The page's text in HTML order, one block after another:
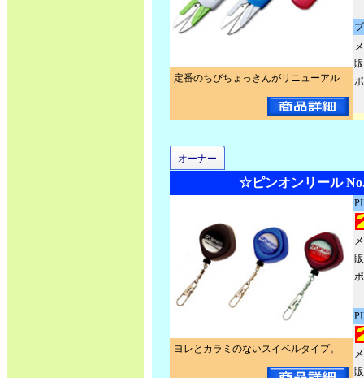
定番のちびちょっきんがリニューアル
オーナー
☆ピンオンリール
ヨレとカラミのないスイベルタイプ。